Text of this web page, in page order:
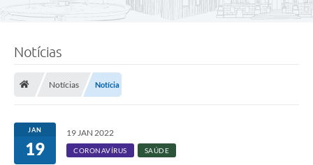
Notícias
Notícias Notícia
JAN
19
19 JAN 2022
CORONAVÍRUS SAÚDE